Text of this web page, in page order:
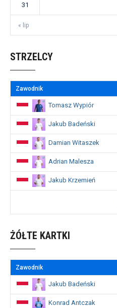
« lip
31
STRZELCY
Zawodnik
Tomasz Wypiór
Jakub Badeński
Damian Witaszek
Adrian Malesza
Jakub Krzemień
ŻÓŁTE KARTKI
Zawodnik
Jakub Badeński
Konrad Antczak